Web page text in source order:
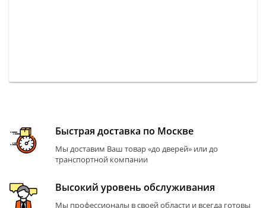
Быстрая доставка по Москве
Мы доставим Ваш товар «до дверей» или до
транспортной компании
Высокий уровень обслуживания
Мы профессионалы в своей области и всегда готовы